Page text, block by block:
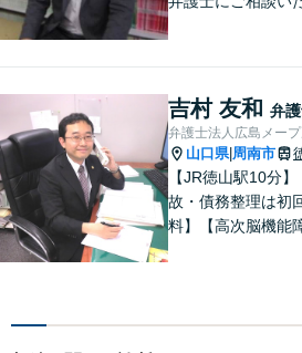
談ください。専門
る弁護士が、客観
事案を検討し、最
法を探ります。
吉村 友和 弁
弁護士法人広島メー
山口県| 周南市
【JR徳山駅10分
故・債務整理は初
料】【高次脳機能
トナー」として、